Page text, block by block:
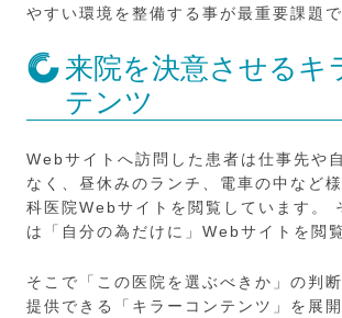
やすい環境を整備する事が最重要課題で
来院を決意させるキ
テンツ
Webサイトへ訪問した患者は仕事先や
なく、昼休みのランチ、電車の中など
科医院Webサイトを閲覧しています。
は「自分の為だけに」Webサイトを閲
そこで「この医院を選ぶべきか」の判
提供できる「キラーコンテンツ」を展開